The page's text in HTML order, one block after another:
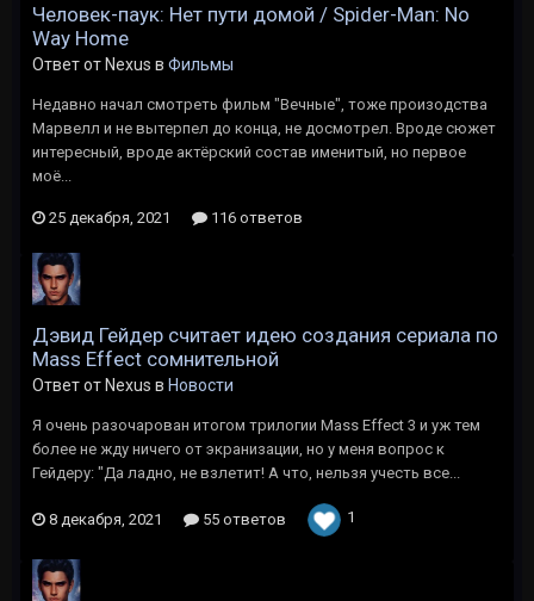
Человек-паук: Нет пути домой / Spider-Man: No
Way Home
Ответ от Nexus в Фильмы
Недавно начал смотреть фильм "Вечные", тоже произодства
Марвелл и не вытерпел до конца, не досмотрел. Вроде сюжет
интересный, вроде актёрский состав именитый, но первое
моё...
25 декабря, 2021 116 ответов
Дэвид Гейдер считает идею создания сериала по
Mass Effect сомнительной
Ответ от Nexus в Новости
Я очень разочарован итогом трилогии Mass Effect 3 и уж тем
более не жду ничего от экранизации, но у меня вопрос к
Гейдеру: "Да ладно, не взлетит! А что, нельзя учесть все...
8 декабря, 2021 55 ответов 1